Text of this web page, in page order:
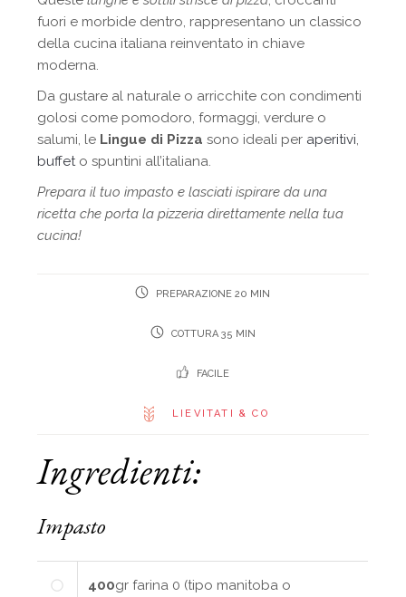
fuori e morbide dentro, rappresentano un classico
della cucina italiana reinventato in chiave
moderna.
Da gustare al naturale o arricchite con condimenti
golosi come pomodoro, formaggi, verdure o
salumi, le Lingue di Pizza sono ideali per aperitivi,
buffet o spuntini all’italiana.
Prepara il tuo impasto e lasciati ispirare da una
ricetta che porta la pizzeria direttamente nella tua
cucina!
PREPARAZIONE 20 MIN
COTTURA 35 MIN
FACILE
LIEVITATI & CO
Ingredienti:
Impasto
400gr farina 0 (tipo manitoba o